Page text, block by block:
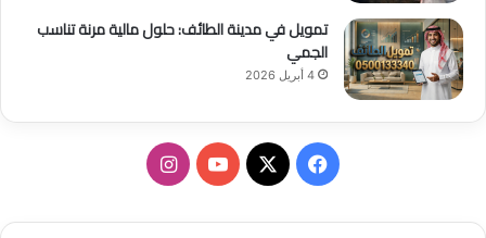
تمويل في مدينة الطائف: حلول مالية مرنة تناسب
الجمي
4 أبريل 2026